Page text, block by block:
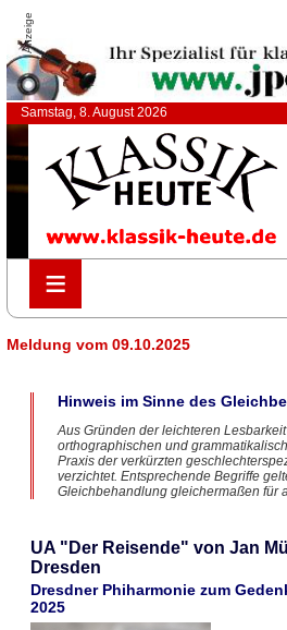
Anzeige
Samstag, 8. August 2026
≡
≡
Meldung vom 09.10.2025
Hinweis im Sinne des
Aus Gründen der leichteren
orthographischen und
Praxis der verkürzten
verzichtet. Entsprechende Begriffe
Gleichbehandlung gleichermaßen für
UA "Der Reisende" von Jan
Dresden
Dresdner Phiharmonie zum
2025